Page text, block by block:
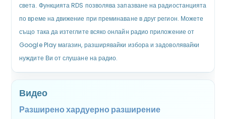
света. Функцията RDS позволява запазване на радиостанцията
по време на движение при преминаване в друг регион. Можете
също така да изтеглите всяко онлайн радио приложение от
Google Play магазин, разширявайки избора и задоволявайки
нуждите Ви от слушане на радио.
Видео
Разширено хардуерно разширение